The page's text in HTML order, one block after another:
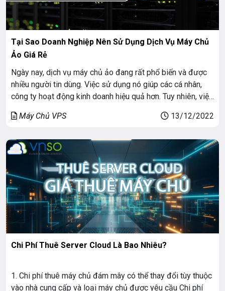
Tại Sao Doanh Nghiệp Nên Sử Dụng Dịch Vụ Máy Chủ
Ảo Giá Rẻ
Ngày nay, dịch vụ máy chủ ảo đang rất phổ biến và được
nhiều người tin dùng. Việc sử dụng nó giúp các cá nhân,
công ty hoạt động kinh doanh hiệu quả hơn. Tuy nhiên, việc
doanh nghiệp. Tốn nhiều thời […]
Máy Chủ VPS 13/12/2022
Chi Phí Thuê Server Cloud Là Bao Nhiêu?
1. Chi phí thuê máy chủ đám mây có thể thay đổi tùy thuộc
vào nhà cung cấp và loại máy chủ được yêu cầu Chi phí